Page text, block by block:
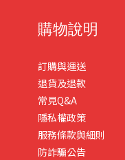
購物說明
訂購與運送
退貨及退款
常見Q&A
隱私權政策
服務條款與細則
防詐騙公告